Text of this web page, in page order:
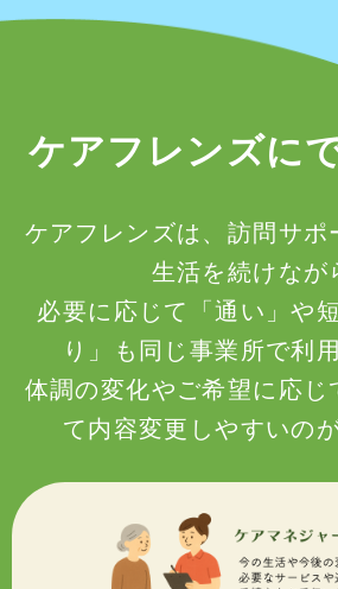
ケアフレンズに
ケアフレンズは、訪問サポ
生活を続けなが
必要に応じて「通い」や
り」も同じ事業所で利
体調の変化やご希望に応じ
て内容変更しやすいの